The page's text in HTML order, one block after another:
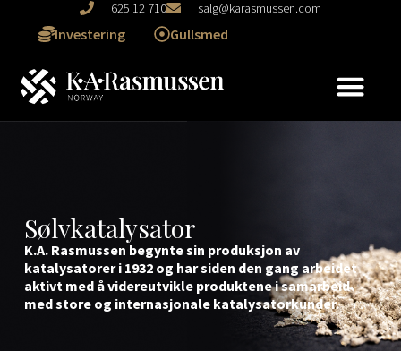
625 12 710 salg@karasmussen.com
Investering Gullsmed
Sølvkatalysator
K.A. Rasmussen begynte sin produksjon av
katalysatorer i 1932 og har siden den gang arbeidet
aktivt med å videreutvikle produktene i samarbeid
med store og internasjonale katalysatorkunder.